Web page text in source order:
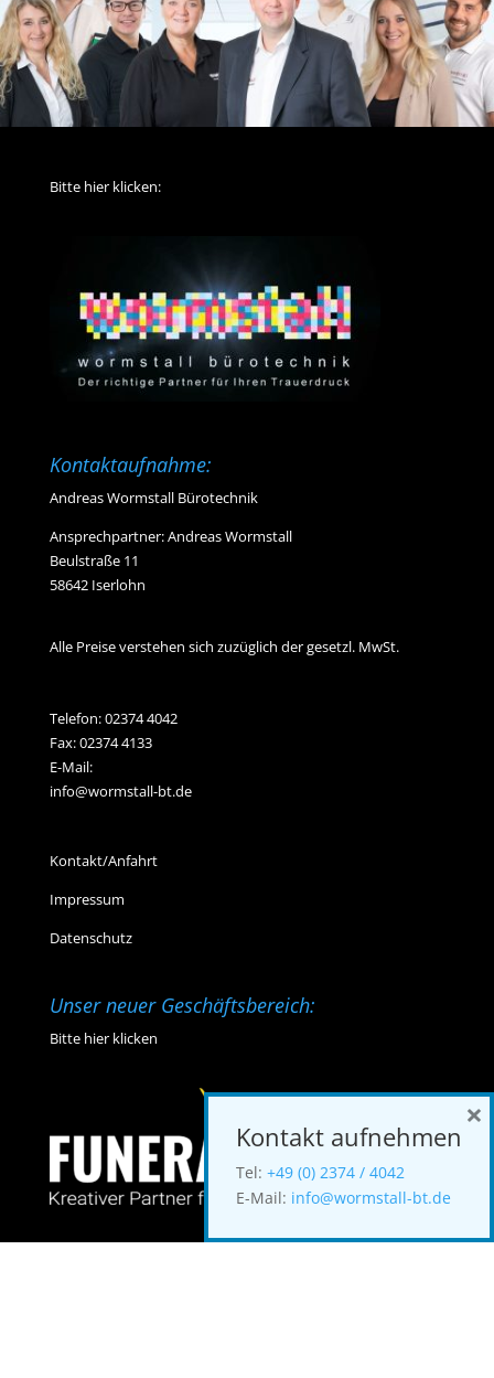
Bitte hier klicken:
Kontaktaufnahme:
Andreas Wormstall Bürotechnik
Ansprechpartner: Andreas Wormstall
Beulstraße 11
58642 Iserlohn
Alle Preise verstehen sich zuzüglich der gesetzl. MwSt.
Telefon:02374 4042
Fax: 02374 4133
E-Mail:
info@wormstall-bt.de
Kontakt/Anfahrt
Impressum
Datenschutz
Unser neuer Geschäftsbereich:
Bitte hier klicken
Kontakt aufnehmen
Tel: +49 (0) 2374 / 4042
E-Mail: info@wormstall-bt.de
×